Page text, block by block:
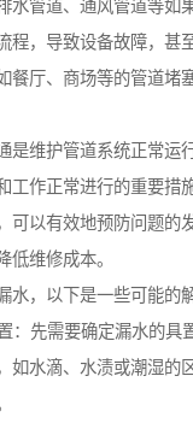
水管道、通风管道等如
程，导致设备故障，甚
餐厅、商场等的管道堵
是维护管道系统正常运
工作正常进行的重要措
可以有效地预防问题的
低维修成本。
水，以下是一些可能的
：先需要确定漏水的具
如水滴、水渍或潮湿的